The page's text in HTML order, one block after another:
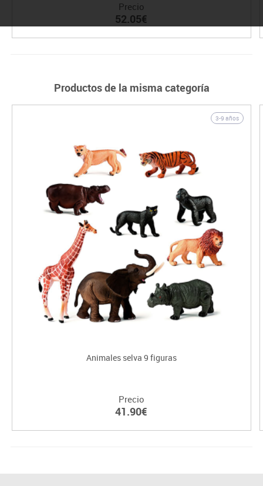
Precio
52.05€
Productos de la misma categoría
3-9 años
Animales selva 9 figuras
Precio
41.90€